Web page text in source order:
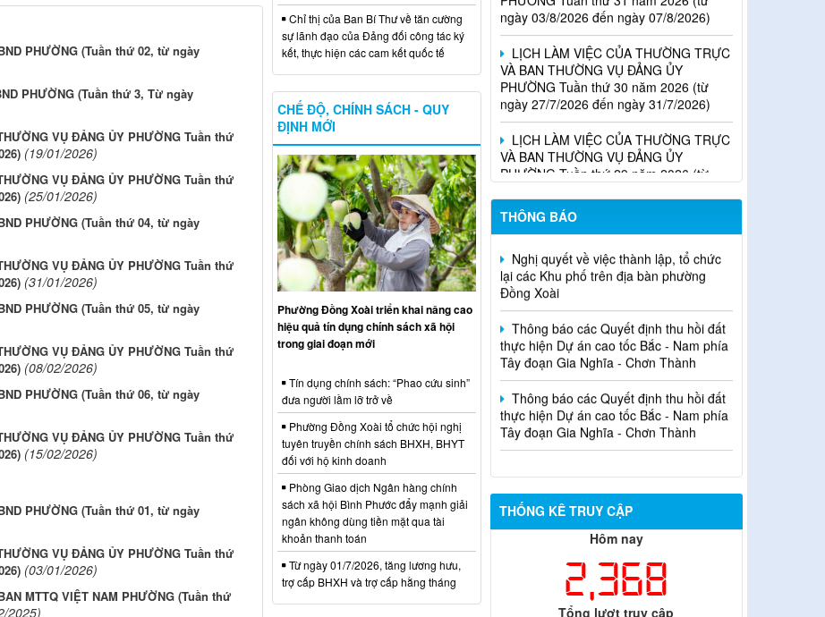
PHƯỜNG (Tuần thứ 02, từ ngày
PHƯỜNG (Tuần thứ 3, Từ ngày
VỤ ĐẢNG ỦY PHƯỜNG Tuần thứ
(19/01/2026)
VỤ ĐẢNG ỦY PHƯỜNG Tuần thứ
(25/01/2026)
PHƯỜNG (Tuần thứ 04, từ ngày
VỤ ĐẢNG ỦY PHƯỜNG Tuần thứ
(31/01/2026)
PHƯỜNG (Tuần thứ 05, từ ngày
VỤ ĐẢNG ỦY PHƯỜNG Tuần thứ
(08/02/2026)
PHƯỜNG (Tuần thứ 06, từ ngày
VỤ ĐẢNG ỦY PHƯỜNG Tuần thứ
(15/02/2026)
PHƯỜNG (Tuần thứ 01, từ ngày
VỤ ĐẢNG ỦY PHƯỜNG Tuần thứ
(03/01/2026)
MTTQ VIỆT NAM PHƯỜNG (Tuần thứ
2025)
LỊCH LÀM VIỆC CỦA THƯỜNG TRỰC
VÀ BAN THƯỜNG VỤ ĐẢNG ỦY
PHƯỜNG Tuần thứ 30 năm 2026 (từ
ngày 27/7/2026 đến ngày 31/7/2026)
LỊCH LÀM VIỆC CỦA THƯỜNG TRỰC
VÀ BAN THƯỜNG VỤ ĐẢNG ỦY
PHƯỜNG Tuần thứ 29 năm 2026 (từ
ngày 20/7/2026 đến ngày 24/7/2026)
THÔNG BÁO
Thông báo Quyết định về việc cho
phép chuyển mục đích sử dụng đất
Nghị quyết về việc thành lập, tổ chức
lại các Khu phố trên địa bàn phường
Đồng Xoài
Thông báo các Quyết định thu hồi đất
thực hiện Dự án cao tốc Bắc - Nam phía
Tây đoạn Gia Nghĩa - Chơn Thành
Thông báo các Quyết định thu hồi đất
thực hiện Dự án cao tốc Bắc - Nam phía
Tây đoạn Gia Nghĩa - Chơn Thành
THỐNG KÊ TRUY CẬP
Hôm nay
2,368
Tổng lượt truy cập
Chỉ thị của Ban Bí Thư về tăn cường
sự lãnh đạo của Đảng đối công tác ký
kết, thực hiện các cam kết quốc tế
CHẾ ĐỘ, CHÍNH SÁCH - QUY
ĐỊNH MỚI
Phường Đồng Xoài triển khai nâng cao
hiệu quả tín dụng chính sách xã hội
trong giai đoạn mới
Tín dụng chính sách: “Phao cứu sinh”
đưa người lầm lỡ trở về
Phường Đồng Xoài tổ chức hội nghị
tuyên truyền chính sách BHXH, BHYT
đối với hộ kinh doanh
Phòng Giao dịch Ngân hàng chính
sách xã hội Bình Phước đẩy mạnh giải
ngân không dùng tiền mặt qua tài
khoản thanh toán
Từ ngày 01/7/2026, tăng lương hưu,
trợ cấp BHXH và trợ cấp hằng tháng